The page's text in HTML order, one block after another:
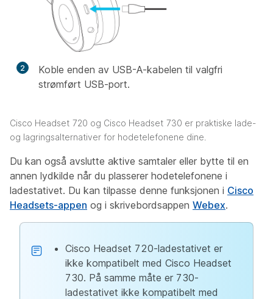
2
Koble enden av USB-A-kabelen til valgfri
strømført USB-port.
Cisco Headset 720 og Cisco Headset 730 er praktiske lade-
og lagringsalternativer for hodetelefonene dine.
Du kan også avslutte aktive samtaler eller bytte til en
annen lydkilde når du plasserer hodetelefonene i
ladestativet. Du kan tilpasse denne funksjonen i Cisco
Headsets-appen og i skrivebordsappen Webex.
Cisco Headset 720-ladestativet er
ikke kompatibelt med Cisco Headset
730. På samme måte er 730-
ladestativet ikke kompatibelt med